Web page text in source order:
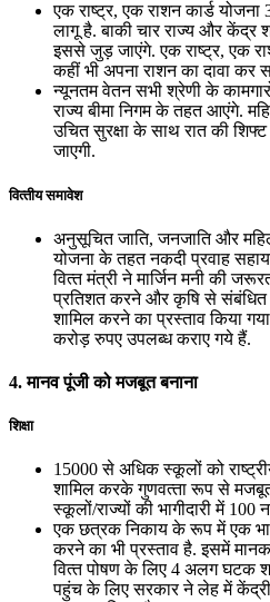
एक राष्‍ट्र, एक राशन कार्ड
लागू है. बाकी चार राज्‍य और केंद्र
इससे जुड़ जाएंगे. एक राष्‍ट्र, एक
कहीं भी अपना राशन का दावा कर
न्‍यूनतम वेतन सभी श्रेणी के
राज्‍य बीमा निगम के तहत आएंगे.
उचित सुरक्षा के साथ रात की
जाएगी.
वित्‍तीय समावेश
अनुसूचित जाति, जनजाति और
योजना के तहत नकदी प्रवाह
वित्‍त मंत्री ने मार्जिन मनी की
प्रतिशत करने और कृषि से संबंधित
शामिल करने का प्रस्‍ताव किया
करोड़ रुपए उपलब्‍ध कराए गये हैं.
4. मानव पूंजी को मजबूत बनाना
शिक्षा
15000 से अधिक स्‍कूलों को
शामिल करके गुणवत्‍ता रूप से मजबूत
स्‍कूलों/राज्‍यों की भागीदारी में
एक छत्रक निकाय के रूप में एक
करने का भी प्रस्‍ताव है. इसमें
वित्‍त पोषण के लिए 4 अलग घटक
पहुंच के लिए सरकार ने लेह में